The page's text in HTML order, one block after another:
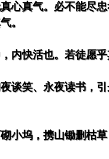
心真气。必不能尽
。
内快活也。若徒愿
谈笑、永夜读书，
小坞，携山锄删枯